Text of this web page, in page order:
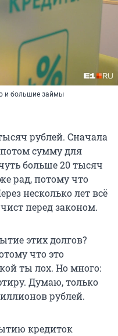
и большие займы
рублей. Сначала
сумму для
больше 20 тысяч
рад, потому что
несколько лет всё
перед законом.
этих долгов?
что это
ты лох. Но много:
Думаю, только
рублей.
кредиток